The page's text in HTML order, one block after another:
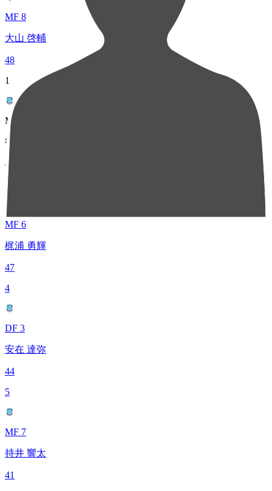
MF 8
大山 啓輔
48
1
MF 14
徳永 晃太郎
48
3
MF 6
梶浦 勇輝
47
4
DF 3
安在 達弥
44
5
MF 7
持井 響太
41